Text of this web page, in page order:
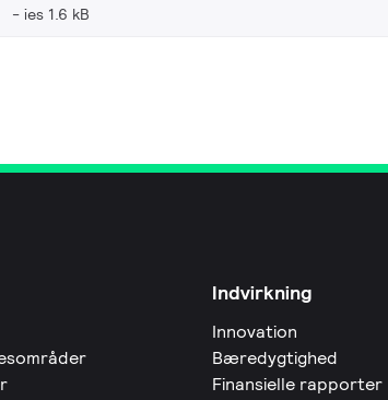
ies 1.6 kB
Indvirkning
Innovation
Bæredygtighed
Finansielle rapporter